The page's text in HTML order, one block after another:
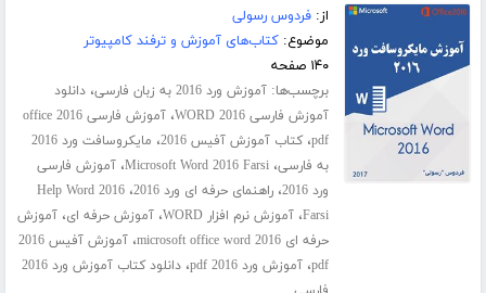
از:فردوس رسولی
موضوع:کتاب‌های آموزش و ترفند کامپیوتر
۱۴۰ صفحه
برچسب‌ها:آموزش ورد 2016 به زبان فارسی ،دانلود
آموزش فارسی WORD 2016
،
آموزش فارسی office 2016
pdf،کتاب آموزش آفیس 2016 ،
مایکروسافت ورد 2016
به فارسی،Microsoft Word 2016 Farsi،آموزش فارسی
ورد 2016
،راهنمای حرفه ای ورد 2016 ،Help Word 2016
Farsi،آموزش نرم افزار WORD ،آموزش حرفه ای،آموزش
حرفه ای microsoft office word 2016
،
آموزش آفیس 2016
pdf،آموزش ورد 2016 pdf ،
دانلود کتاب آموزش ورد 2016